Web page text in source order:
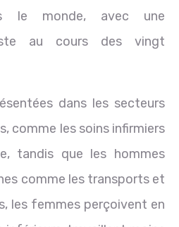
le monde, avec une
au cours des vingt
dans les secteurs
comme les soins infirmiers
tandis que les hommes
comme les transports et
les femmes perçoivent en